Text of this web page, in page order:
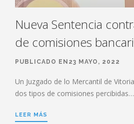
Nueva Sentencia
de comisiones
PUBLICADO EN23 MAYO, 2022
Un Juzgado de lo Mercantil de
dos tipos de comisiones percibidas…
LEER MÁS